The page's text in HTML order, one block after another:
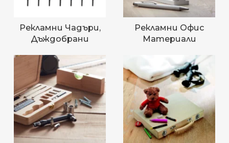
Рекламни Чадъри,
Дъждобрани
Рекламни Офис
Материали